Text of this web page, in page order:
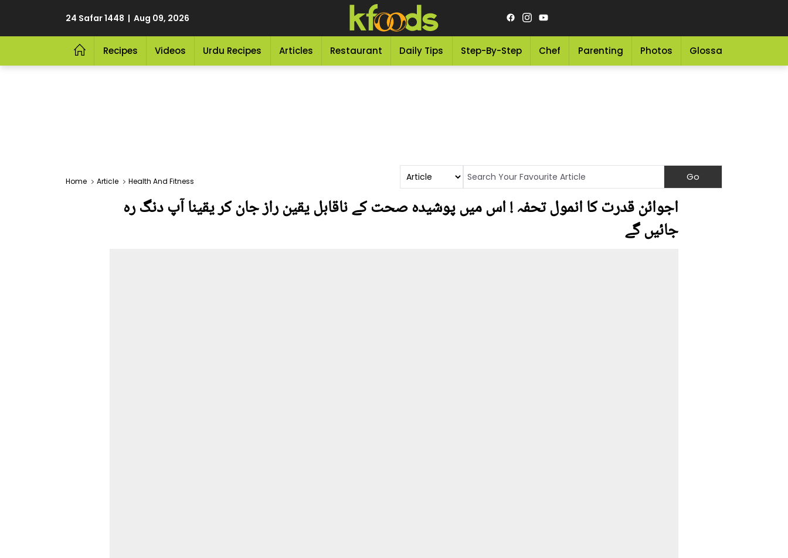
24 Safar 1448 | Aug 09, 2026
Recipes Videos Urdu Recipes Articles Restaurant Daily Tips Step-By-Step Chef Parenting Photos Glossary
Home Article Health And Fitness
اجوائن قدرت کا انمول تحفہ ! اس میں پوشیدہ صحت کے ناقابل یقین راز جان کر یقینا آپ دنگ رہ
جائیں گے